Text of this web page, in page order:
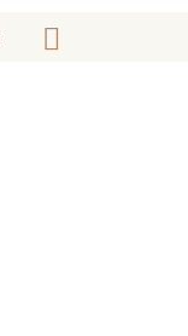
buscar